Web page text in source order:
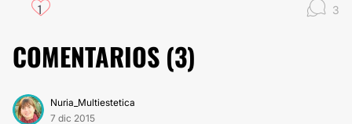
1 3
COMENTARIOS (3)
Nuria_Multiestetica
7 dic 2015